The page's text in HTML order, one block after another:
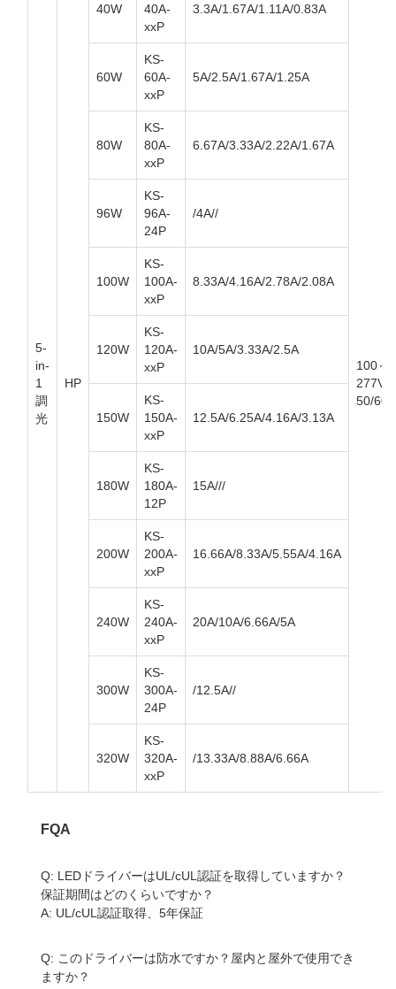
5-
in-
1
調
光
HP
40W
40A-
xxP
3.3A/1.67A/1.11A/0.83A
100～
277V
50/
60W
KS-
60A-
xxP
5A/2.5A/1.67A/1.25A
80W
KS-
80A-
xxP
6.67A/3.33A/2.22A/1.67A
96W
KS-
96A-
24P
/4A//
100W
KS-
100A-
xxP
8.33A/4.16A/2.78A/2.08A
120W
KS-
120A-
xxP
10A/5A/3.33A/2.5A
150W
KS-
150A-
xxP
12.5A/6.25A/4.16A/3.13A
180W
KS-
180A-
12P
15A///
200W
KS-
200A-
xxP
16.66A/8.33A/5.55A/4.16A
240W
KS-
240A-
xxP
20A/10A/6.66A/5A
300W
KS-
300A-
24P
/12.5A//
320W
KS-
320A-
xxP
/13.33A/8.88A/6.66A
FQA
Q: LEDドライバーはUL/cUL認証を取得していますか？
保証期間はどのくらいですか？
A: UL/cUL認証取得、5年保証
Q: このドライバーは防水ですか？屋内と屋外で使用でき
ますか？